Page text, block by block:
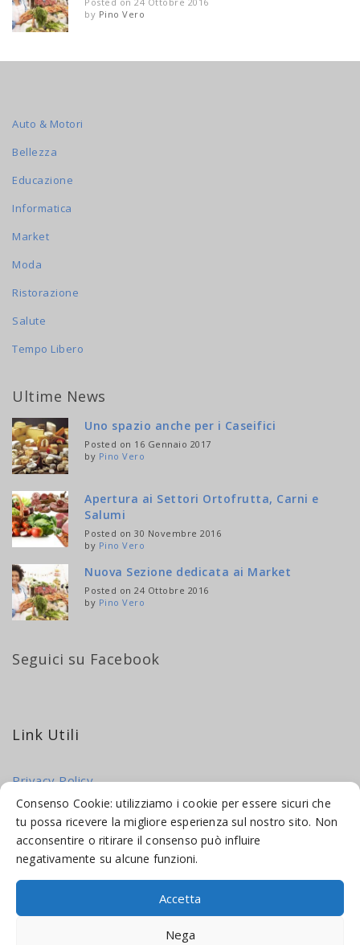
Consenso Cookie: utilizziamo i cookie per essere sicuri che
tu possa ricevere la migliore esperienza sul nostro sito. Non
acconsentire o ritirare il consenso può influire
negativamente su alcune funzioni.
Accetta
Nega
by Pino Vero
Auto & Motori
Bellezza
Educazione
Informatica
Market
Moda
Ristorazione
Salute
Tempo Libero
Ultime News
Uno spazio anche per i Caseifici
Posted on 16 Gennaio 2017
by Pino Vero
Apertura ai Settori Ortofrutta, Carni e
Salumi
Posted on 30 Novembre 2016
by Pino Vero
Nuova Sezione dedicata ai Market
Posted on 24 Ottobre 2016
by Pino Vero
Seguici su Facebook
Link Utili
Privacy Policy
Cookie Policy
MADE WEB SOLUTIONS